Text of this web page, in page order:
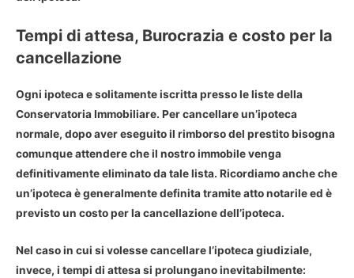
Tempi di attesa, Burocrazia e costo per la
cancellazione
Ogni ipoteca e solitamente iscritta presso le liste della
Conservatoria Immobiliare. Percancellare un’ipoteca
normale, dopo aver eseguito il rimborso del prestito bisogna
comunque attendere che il nostro immobile venga
definitivamente eliminato da tale lista. Ricordiamo anche che
un’ipoteca è generalmente definita tramite atto notarile ed è
previsto un costo per la cancellazione dell’ipoteca.
Nel caso in cui si volessecancellare l’ipoteca giudiziale,
invece, i tempi di attesa si prolungano inevitabilmente: